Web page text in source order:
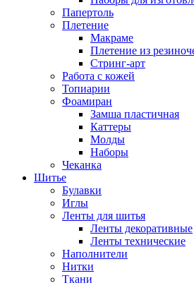
Папертоль
Плетение
Макраме
Плетение из
Стринг-арт
Работа с кожей
Топиарии
Фоамиран
Замша пластичная
Каттеры
Молды
Наборы
Чеканка
Шитье
Булавки
Иглы
Ленты для шитья
Ленты декоративные
Ленты технические
Наполнители
Нитки
Ткани